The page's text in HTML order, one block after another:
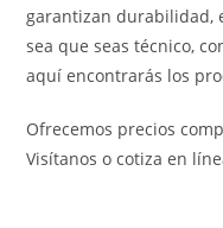
garantizan durabilidad,
sea que seas técnico,
aquí encontrarás los
Ofrecemos precios
Visítanos o cotiza en